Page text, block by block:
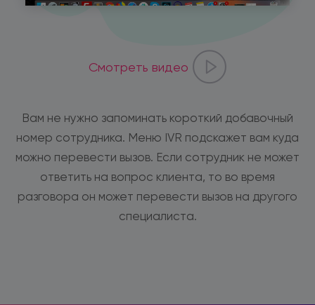
Смотреть видео
Вам не нужно запоминать короткий добавочный
номер сотрудника. Меню IVR подскажет вам куда
можно перевести вызов. Если сотрудник не может
ответить на вопрос клиента, то во время
разговора он может перевести вызов на другого
специалиста.